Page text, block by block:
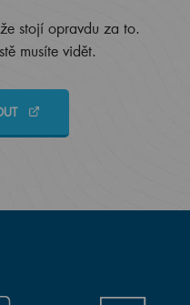
stojí opravdu za to.
musíte vidět.